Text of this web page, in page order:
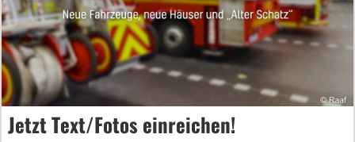
Jetzt Text/Fotos einreichen!